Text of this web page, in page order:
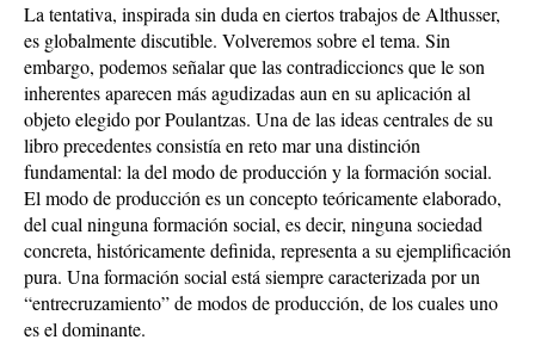
La tentativa, inspirada sin duda en ciertos trabajos de Althusser,
es globalmente discutible. Volveremos sobre el tema. Sin
embargo, podemos señalar que las contradiccioncs que le son
inherentes aparecen más agudizadas aun en su aplicación al
objeto elegido por Poulantzas. Una de las ideas centrales de su
libro precedentes consistía en reto mar una distinción
fundamental: la del modo de producción y la formación social.
El modo de producción es un concepto teóricamente elaborado,
del cual ninguna formación social, es decir, ninguna sociedad
concreta, históricamente definida, representa a su ejemplificación
pura. Una formación social está siempre caracterizada por un
“entrecruzamiento” de modos de producción, de los cuales uno
es el dominante.